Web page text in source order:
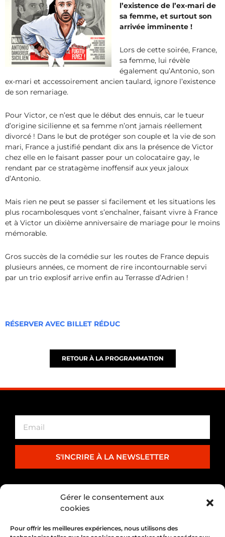
Gérer le consentement aux
cookies
Pour offrir les meilleures expériences, nous utilisons des
l’existence de l’ex-mari de
sa femme, et surtout son
arrivée imminente !
Lors de cette soirée, France,
sa femme, lui révèle
également qu’Antonio, son
ex-mari et accessoirement ancien taulard, ignore l’existence
de son remariage.
Pour Victor, ce n’est que le début des ennuis, car le tueur
d’origine sicilienne et sa femme n’ont jamais réellement
divorcé ! Dans le but de protéger son couple et la vie de son
mari, France a justifié pendant dix ans la présence de Victor
chez elle en le faisant passer pour un colocataire gay, le
rendant par ce stratagème inoffensif aux yeux jaloux
d’Antonio.
Mais rien ne peut se passer si facilement et les situations les
plus rocambolesques vont s’enchaîner, faisant vivre à France
et à Victor un dixième anniversaire de mariage pour le moins
mémorable.
Gros succès de la comédie sur les routes de France depuis
plusieurs années, ce moment de rire incontournable servi
par un trio explosif arrive enfin au Terrasse d’Adrien !
RÉSERVER AVEC BILLET RÉDUC
RETOUR À LA PROGRAMMATION
S'INCRIRE À LA NEWSLETTER
PARTENARIAT